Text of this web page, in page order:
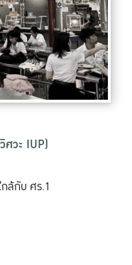
ศวะ IUP)
ล้กับ ศร.1